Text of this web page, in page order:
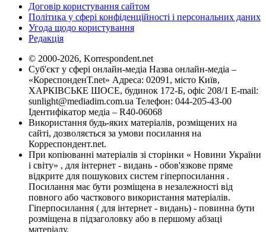
Договір користування сайтом
Політика у сфері конфіденційності і персональних даних
Угода щодо користування
Редакція
© 2000-2026, Korrespondent.net
Суб'єкт у сфері онлайн-медіа Назва онлайн-медіа –
«КореспонденТ.net» Адреса: 02091, місто Київ,
ХАРКІВСЬКЕ ШОСЕ, будинок 172-Б, офіс 208/1 E-mail:
sunlight@mediadim.com.ua Телефон: 044-205-43-00
Ідентифікатор медіа – R40-06068
Використання будь-яких матеріалів, розміщених на
сайті, дозволяється за умови посилання на
Корреспондент.net.
При копіюванні матеріалів зі сторінки « Новини України
і світу» , для інтернет - видань - обов'язкове пряме
відкрите для пошукових систем гіперпосилання .
Посилання має бути розміщена в незалежності від
повного або часткового використання матеріалів.
Гіперпосилання ( для інтернет - видань) - повинна бути
розміщена в підзаголовку або в першому абзаці
матеріалу.